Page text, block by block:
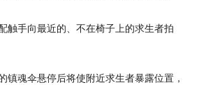
触手向最近的、不在椅子上的求生者拍
镇魂伞悬停后将使附近求生者暴露位置，